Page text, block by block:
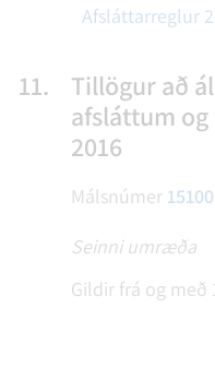
Afsláttarreglur
11.
Tillögur að
afsláttum
2016
Málsnúmer
Seinni umræða
Gildir frá og með